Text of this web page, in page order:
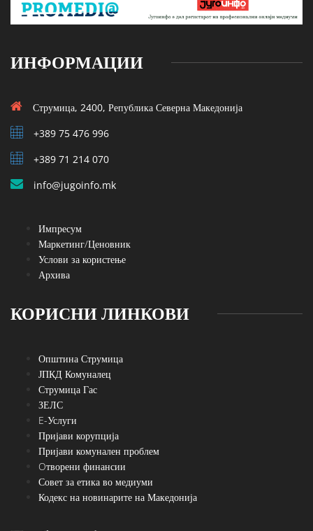
ИНФОРМАЦИИ
Струмица, 2400, Република Северна Македонија
+389 75 476 996
+389 71 214 070
info@jugoinfo.mk
Импресум
Маркетинг/Ценовник
Услови за користење
Архива
КОРИСНИ ЛИНКОВИ
Општина Струмица
ЈПКД Комуналец
Струмица Гас
ЗЕЛС
E-Услуги
Пријави корупција
Пријави комунален проблем
Oтворени финансии
Совет за етика во медиуми
Кодекс на новинарите на Македонија